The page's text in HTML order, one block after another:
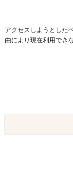
アクセスしようとした
由により現在利用でき